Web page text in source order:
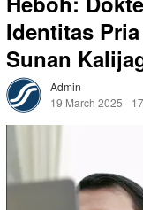
Identitas
Sunan
Admin
19 March 2025